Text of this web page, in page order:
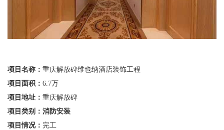
项目名称： 重庆解放碑维也纳酒店装饰工程
项目面积： 6.7万
项目地址： 重庆解放碑
项目类别： 消防安装
项目情况： 完工